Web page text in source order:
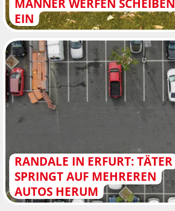
EIN
RANDALE IN ERFURT: TÄTER
SPRINGT AUF MEHREREN
AUTOS HERUM